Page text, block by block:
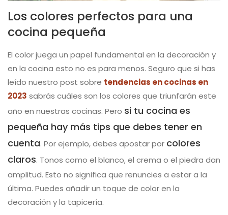
Los colores perfectos para una
cocina pequeña
El color juega un papel fundamental en la decoración y
en la cocina esto no es para menos. Seguro que si has
leído nuestro post sobre tendencias en cocinas en
2023 sabrás cuáles son los colores que triunfarán este
año en nuestras cocinas. Pero si tu cocina es
pequeña hay más tips que debes tener en
cuenta. Por ejemplo, debes apostar por colores
claros. Tonos como el blanco, el crema o el piedra dan
amplitud. Esto no significa que renuncies a estar a la
última. Puedes añadir un toque de color en la
decoración y la tapicería.